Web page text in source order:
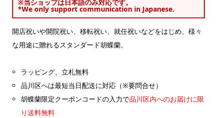
※当ショップは日本語のみ対応です。
*We only support communication in Japanese.
開店祝いや開院祝い、移転祝い、就任祝いなどをはじめ、様々
な用途に贈れるスタンダード胡蝶蘭。
ラッピング、立札無料
品川区へは最短当日配送に対応（※要問合せ）
胡蝶蘭限定クーポンコードの入力で品川区内へのお届けに限
り送料無料